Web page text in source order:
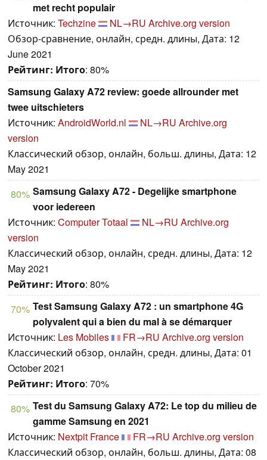
met recht populair
Источник: Techzine NL→RU Archive.org version
Обзор-сравнение, онлайн, средн. длины, Дата: 12
June 2021
Рейтинг: Итого: 80%
Samsung Galaxy A72 review: goede allrounder met
twee uitschieters
Источник: AndroidWorld.nl NL→RU Archive.org
version
Классический обзор, онлайн, больш. длины, Дата: 12
May 2021
80% Samsung Galaxy A72 - Degelijke smartphone
voor iedereen
Источник: Computer Totaal NL→RU Archive.org
version
Классический обзор, онлайн, средн. длины, Дата: 12
May 2021
Рейтинг: Итого: 80%
70% Test Samsung Galaxy A72 : un smartphone 4G
polyvalent qui a bien du mal à se démarquer
Источник: Les Mobiles FR→RU Archive.org version
Классический обзор, онлайн, средн. длины, Дата: 01
October 2021
Рейтинг: Итого: 70%
80% Test du Samsung Galaxy A72: Le top du milieu de
gamme Samsung en 2021
Источник: Nextpit France FR→RU Archive.org version
Классический обзор, онлайн, больш. длины, Дата: 08